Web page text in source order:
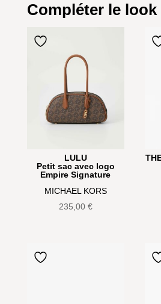
Compléter le look
LULU
Petit sac avec logo
Empire Signature
MICHAEL KORS
235,00 €